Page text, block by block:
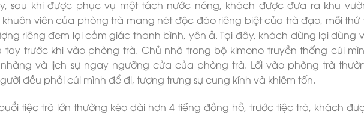
sau khi được phục vụ một tách nước nóng, khách được đưa ra khu
viên của phòng trà mang nét độc đáo riêng biệt của trà đạo, mỗi thứ
riêng đem lại cảm giác thanh bình, yên ả. Tại đây, khách dừng lại dùng
tay trước khi vào phòng trà. Chủ nhà trong bộ kimono truyền thống cúi
và lịch sự ngay ngưỡng cửa của phòng trà. Lối vào phòng trà
đều phải cúi mình để đi, tượng trưng sự cung kính và khiêm tốn.
tiệc trà lớn thường kéo dài hơn 4 tiếng đồng hồ, trước tiệc trà, khách